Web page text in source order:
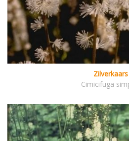
Zilverkaars
Cimicifuga